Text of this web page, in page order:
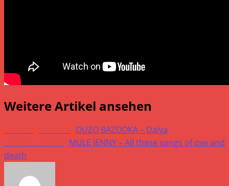
Weitere Artikel ansehen
OUZO BAZOOKA – Dalya
MULE JENNY – All these songs of ove and
death